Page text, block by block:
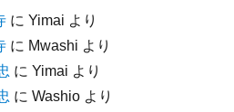
にYimai より
に Mwashi より
にYimai より
にWashio より